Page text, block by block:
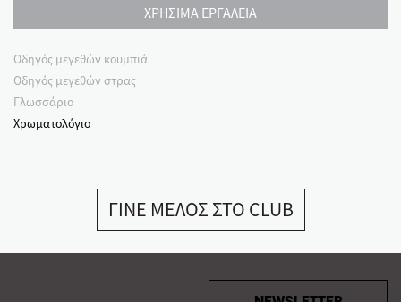
ΧΡΗΣΙΜΑ ΕΡΓΑΛΕΙΑ
Οδηγός μεγεθών κουμπιά
Οδηγός μεγεθών στρας
Γλωσσάριο
Χρωματολόγιο
ΓΙΝΕ ΜΕΛΟΣ ΣΤΟ CLUB